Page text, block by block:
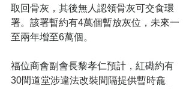
取回骨灰，其後無人認領骨灰可交食環
署。該署暫約有4萬個暫放灰位，未來一
至兩年增至6萬個。
福位商會副會長黎孝仁預計，紅磡約有
30間道堂涉違法改裝間隔提供暫時龕